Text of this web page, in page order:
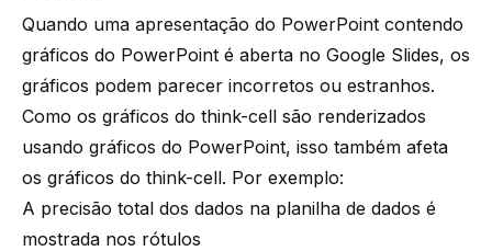
Quando uma apresentação do PowerPoint contendo
gráficos do PowerPoint é aberta no Google Slides, os
gráficos podem parecer incorretos ou estranhos.
Como os gráficos do think-cell são renderizados
usando gráficos do PowerPoint, isso também afeta
os gráficos do think-cell. Por exemplo:
A precisão total dos dados na planilha de dados é
mostrada nos rótulos